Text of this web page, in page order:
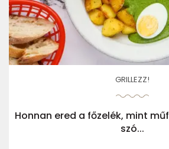
GRILLEZZ!
Honnan ered a főzelék, mint
szó...